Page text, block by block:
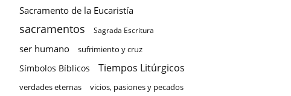
Sacramento de la Eucaristía
sacramentos Sagrada Escritura
ser humano sufrimiento y cruz
Símbolos Bíblicos Tiempos Litúrgicos
verdades eternas vicios, pasiones y pecados